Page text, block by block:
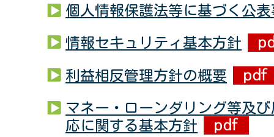
個人情報保護法等に基づく公
情報セキュリティ基本方針
利益相反管理方針の概要
マネー・ローンダリング等及
応に関する基本方針